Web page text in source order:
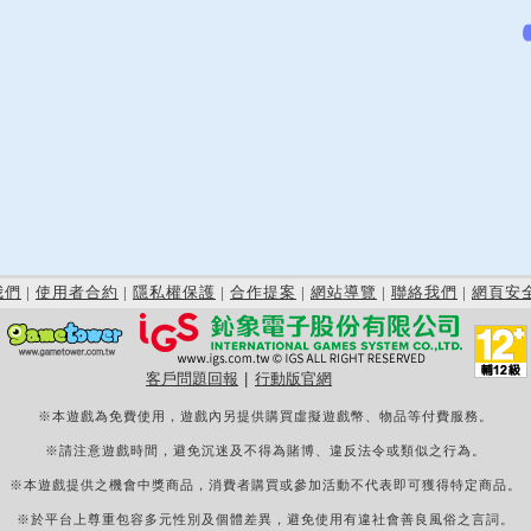
們 | 使用者合約 | 隱私權保護 | 合作提案 | 網站導覽 | 聯絡我們 | 網頁安
客戶問題回報 行動版官網
※本遊戲為免費使用，遊戲內另提供購買虛擬遊戲幣、物品等付費服務。
※請注意遊戲時間，避免沉迷及不得為賭博、違反法令或類似之行為。
※本遊戲提供之機會中獎商品，消費者購買或參加活動不代表即可獲得特定商品。
※於平台上尊重包容多元性別及個體差異，避免使用有違社會善良風俗之言詞。